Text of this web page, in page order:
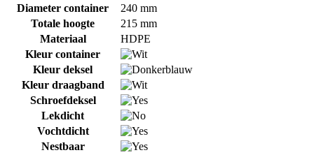
Diameter container
240 mm
Totale hoogte
215 mm
Materiaal
HDPE
Kleur container
Kleur deksel
Kleur draagband
Schroefdeksel
Lekdicht
Vochtdicht
Nestbaar